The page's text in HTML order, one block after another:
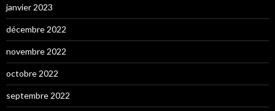
janvier 2023
décembre 2022
novembre 2022
octobre 2022
septembre 2022